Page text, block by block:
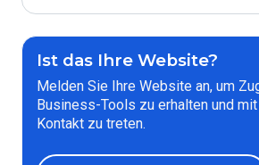
Ist das Ihre Website?
Melden Sie Ihre Website an, um
Business-Tools zu erhalten und
Kontakt zu treten.